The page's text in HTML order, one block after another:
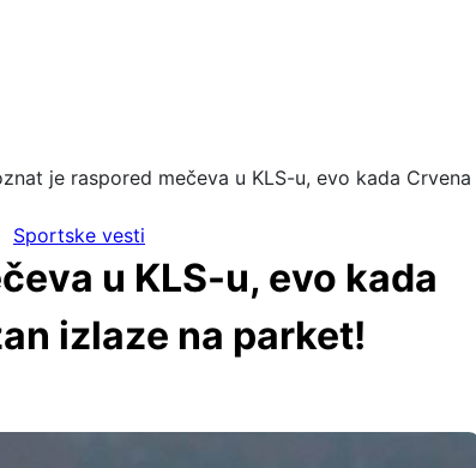
je raspored mečeva u KLS-u, evo kada Crvena
Sportske vesti
u KLS-u, evo kada
izlaze na parket!